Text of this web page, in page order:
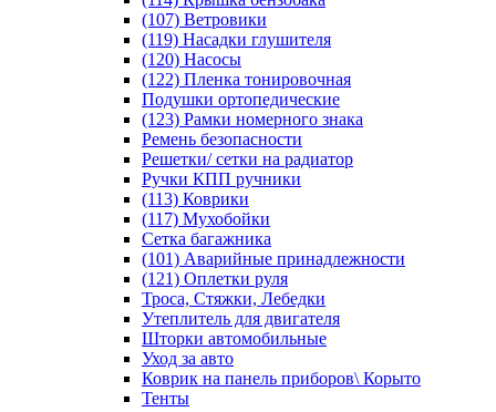
(107) Ветровики
(119) Насадки глушителя
(120) Насосы
(122) Пленка тонировочная
Подушки ортопедические
(123) Рамки номерного знака
Ремень безопасности
Решетки/ сетки на радиатор
Ручки КПП ручники
(113) Коврики
(117) Мухобойки
Сетка багажника
(101) Аварийные принадлежности
(121) Оплетки руля
Троса, Стяжки, Лебедки
Утеплитель для двигателя
Шторки автомобильные
Уход за авто
Коврик на панель приборов\ Корыто
Тенты